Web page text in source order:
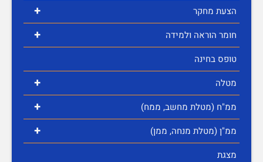
+ הצעת מחקר
+
חומר הוראה ולמידה
טופס בחינה
+ מטלה
+ ממ"ח (מטלת מחשב, ממח)
+
ממ"ן (מטלת מנחה, ממן)
מצגת